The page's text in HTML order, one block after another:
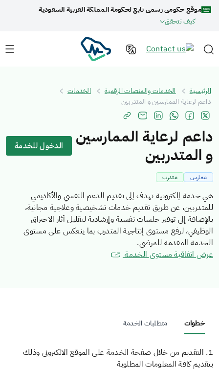
موقع حكومي رسمي تابع لحكومة المملكة العربية السعودية
كيف تتحقق
الرئيسية الخدمات والمنصات الرقمية
الخدمات
داعم لرعاية الممارسين و المتدربين
داعم لرعاية الممارسين
و المتدربين
الدخول للخدمة
ممارس متدرب
هي خدمة إلكترونية تهدف إلى تقديم الدعم النفسي والأكاديمي
للمتدربين، عن طريق تقديم خدمات تشخيصية وعلاجية مجانية،
بالإضافة إلى توفير جلسات نفسية وإرشادية لتقليل آثار الاحتراق
الوظيفي، لرفع مستوى إنتاجية المتدرب بما ينعكس على مستوى
الخدمة المقدمة للمرضى.
عرض اتفاقية مستوى الخدمة
خطوات متطلبات الخدمة
1. التقديم من خلال صفحة الخدمة على الموقع الالكتروني وذلك
بتقديم كافة المعلومات المطلوبة